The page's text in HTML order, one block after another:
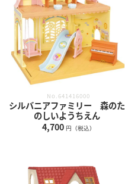
No.641416000
シルバニアファミリー 森のた
のしいようちえん
4,700 円（税込）